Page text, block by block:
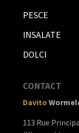
PESCE
INSALATE
DOLCI
CONTACT
Davito
113 Rue